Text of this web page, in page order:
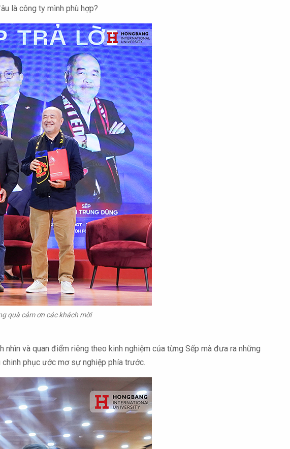
là công ty mình phù hợp?
quà cảm ơn các khách mời
và quan điểm riêng theo kinh nghiệm của từng Sếp mà đưa ra những
phục ước mơ sự nghiệp phía trước.